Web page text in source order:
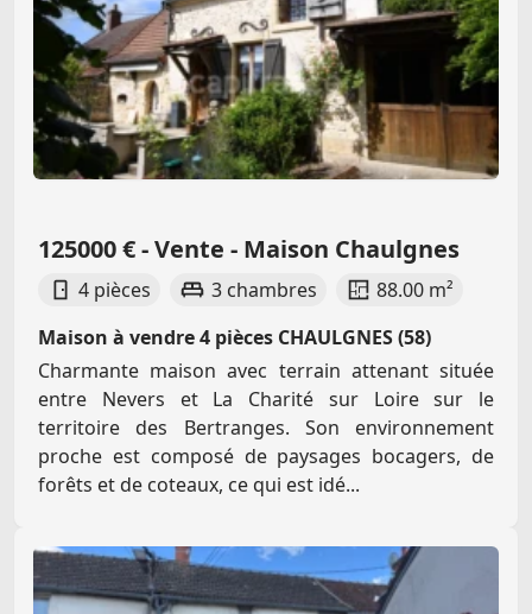
125000 € - Vente - Maison Chaulgnes
4 pièces 3 chambres
88.00 m²
Maison à vendre 4 pièces CHAULGNES (58)
Charmante maison avec terrain attenant située
entre Nevers et La Charité sur Loire sur le
territoire des Bertranges. Son environnement
proche est composé de paysages bocagers, de
forêts et de coteaux, ce qui est idé...